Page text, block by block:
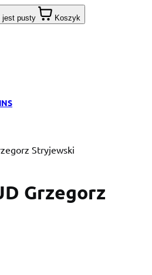
Koszyk jest pusty Koszyk
Stryjewski
Grzegorz